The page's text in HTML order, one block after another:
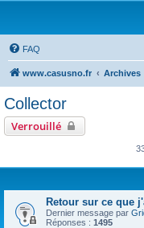
FAQ
www.casusno.fr Archives
Collector
Verrouillé
Retour sur ce que
Dernier message par
Réponses : 1495